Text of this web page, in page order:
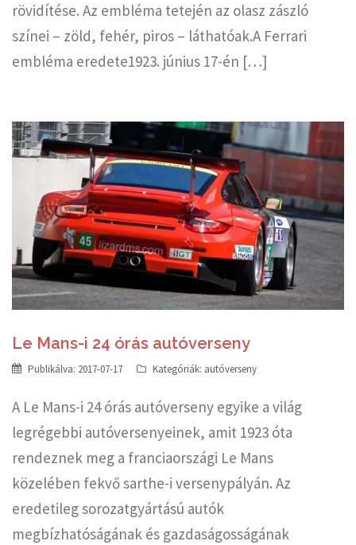
rövidítése. Az embléma tetején az olasz zászló
színei – zöld, fehér, piros – láthatóak.A Ferrari
embléma eredete1923. június 17-én […]
Le Mans-i 24 órás autóverseny
Publikálva: 2017-07-17 Kategóriák: autóverseny
A Le Mans-i 24 órás autóverseny egyike a világ
legrégebbi autóversenyeinek, amit 1923 óta
rendeznek meg a franciaországi Le Mans
közelében fekvő sarthe-i versenypályán. Az
eredetileg sorozatgyártású autók
megbízhatóságának és gazdaságosságának